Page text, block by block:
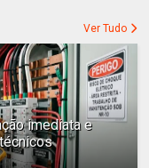
Ver Tudo
imediata e